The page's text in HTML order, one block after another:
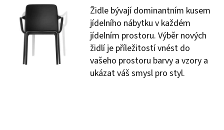
Židle bývají dominantním kusem
jídelního nábytku v každém
jídelním prostoru. Výběr nových
židlí je příležitostí vnést do
vašeho prostoru barvy a vzory a
ukázat váš smysl pro styl.